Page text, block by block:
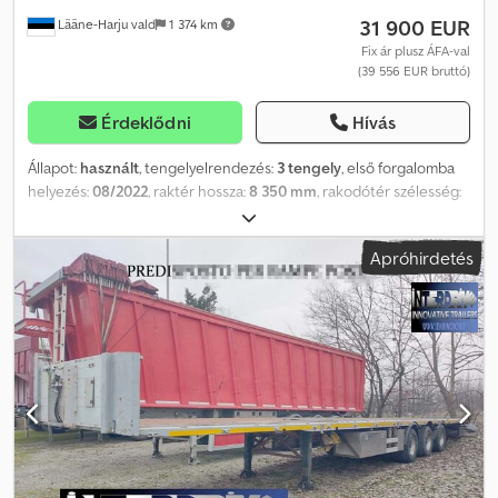
Lääne-Harju vald 1 374 km 31 900 EUR
Fix ár plusz ÁFA-val
(39 556 EUR bruttó)
Érdeklődni Hívás
Állapot: használt, tengelyelrendezés: 3 tengely, első forgalomba
helyezés:08/2022, raktér hossza:8 350 mm, rakodótér szélesség:
980 mm
teljes szélesség:2 550 mm, felfüggesztés:levegő, Gyártási év:
, További információk: Márka: ZORZI Modell: 36 SPRS
Felépítmény: billenőplatós (doboz H=8355 mm / Sz=2328 mm /
M=980 mm) Évjárat: 08.2022 Felfüggesztés: légrugó Fékek:
tárcsafék Méretek: H/Sz/M: 10420 mm / 2550 mm / 3420 mm
Tömegek: össz/üres: 42 000 kg / 10 200 kg Modellév: 2022
Felfüggesztés típusa: légrugós Fékek: tárcsafék Emelhető
tengely: emelhető tengely = További információk = Felfüggesztés:
légrugós felfüggesztés Első tengely: emelhető tengely Saját
tömeg: 10 200 kg Terhelhetőség: 31 800 kg Djdpfey N Stzox Afqekr
Megengedett össztömeg (GVW): 42 000 kg
Apróhirdetés